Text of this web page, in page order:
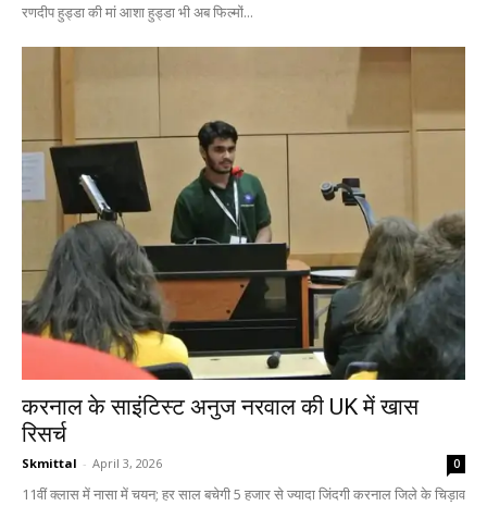
रणदीप हुड्डा की मां आशा हुड्डा भी अब फिल्मों...
करनाल के साइंटिस्ट अनुज नरवाल की UK में खास
रिसर्च
Skmittal - April 3, 2026 0
11वीं क्लास में नासा में चयन; हर साल बचेगी 5 हजार से ज्यादा जिंदगी करनाल जिले के चिड़ाव